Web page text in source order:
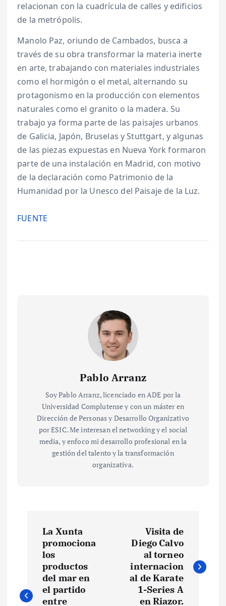
relacionan con la cuadrícula de calles y edificios
de la metrópolis.
Manolo Paz, oriundo de Cambados, busca a
través de su obra transformar la materia inerte
en arte, trabajando con materiales industriales
como el hormigón o el metal, alternando su
protagonismo en la producción con elementos
naturales como el granito o la madera. Su
trabajo ya forma parte de las paisajes urbanos
de Galicia, Japón, Bruselas y Stuttgart, y algunas
de las piezas expuestas en Nueva York formaron
parte de una instalación en Madrid, con motivo
de la declaración como Patrimonio de la
Humanidad por la Unesco del Paisaje de la Luz.
FUENTE
Pablo Arranz
Soy Pablo Arranz, licenciado en ADE por la
Universidad Complutense y con un máster en
Dirección de Personas y Desarrollo Organizativo
por ESIC. Me interesan el networking y el social
media, y enfoco mi desarrollo profesional en la
gestión del talento y la transformación
organizativa.
e
La Xunta
promociona
los
productos
del mar en
el partido
entre
Visita de
Diego Calvo
al torneo
internacion
al de Karate
1-Series A
en Riazor.